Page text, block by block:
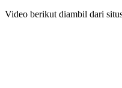
Video berikut diambil dari